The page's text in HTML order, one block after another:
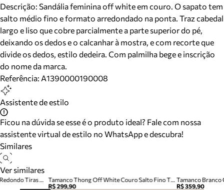
Descrição: Sandália feminina off white em couro. O sapato tem
salto médio fino e formato arredondado na ponta. Traz cabedal
largo e liso que cobre parcialmente a parte superior do pé,
deixando os dedos e o calcanhar à mostra, e com recorte que
divide os dedos, estilo dedeira. Com palmilha bege e inscrição
do nome da marca.
Referência: A1390000190008
Assistente de estilo
Ficou na dúvida se esse é o produto ideal? Fale com nossa
assistente virtual de estilo no WhatsApp e descubra!
Similares
Ver similares
Tamanco Thong Off White Couro Salto Fino Tira Dedo
R$ 299,90
Tamanco Branco
R$ 359,90
Sandália Rasteira Branca Bico Redondo Tiras Metais